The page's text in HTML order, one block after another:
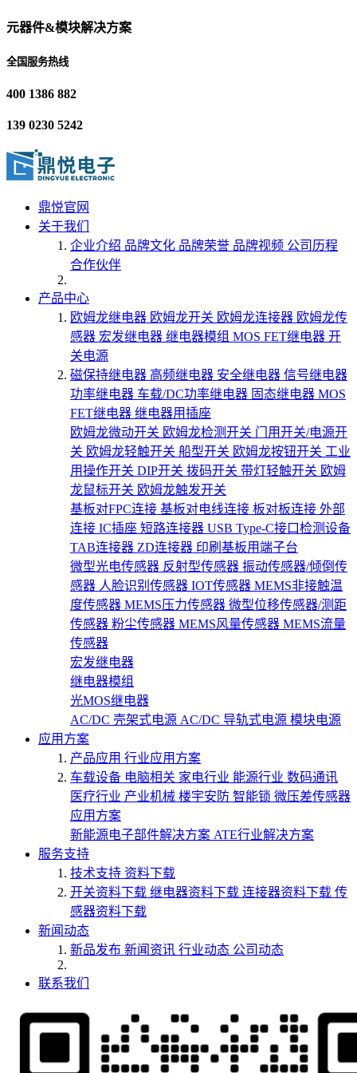
元器件&模块解决方案
全国服务热线
400 1386 882
139 0230 5242
鼎悦官网
关于我们
企业介绍 品牌文化 品牌荣誉 品牌视频 公司历程
合作伙伴
产品中心
欧姆龙继电器 欧姆龙开关 欧姆龙连接器 欧姆龙传
感器 宏发继电器 继电器模组 MOS FET继电器 开
关电源
磁保持继电器 高频继电器 安全继电器 信号继电器
功率继电器 车载/DC功率继电器 固态继电器 MOS
FET继电器 继电器用插座
欧姆龙微动开关 欧姆龙检测开关 门用开关/电源开
关 欧姆龙轻触开关 船型开关 欧姆龙按钮开关 工业
用操作开关 DIP开关 拨码开关 带灯轻触开关 欧姆
龙鼠标开关 欧姆龙触发开关
基板对FPC连接 基板对电线连接 板对板连接 外部
连接 IC插座 短路连接器 USB Type-C接口检测设备
TAB连接器 ZD连接器 印刷基板用端子台
微型光电传感器 反射型传感器 振动传感器/倾倒传
感器 人脸识别传感器 IOT传感器 MEMS非接触温
度传感器 MEMS压力传感器 微型位移传感器/测距
传感器 粉尘传感器 MEMS风量传感器 MEMS流量
传感器
宏发继电器
继电器模组
光MOS继电器
AC/DC 壳架式电源 AC/DC 导轨式电源 模块电源
应用方案
产品应用 行业应用方案
车载设备 电脑相关 家电行业 能源行业 数码通讯
医疗行业 产业机械 楼宇安防 智能锁 微压差传感器
应用方案
新能源电子部件解决方案 ATE行业解决方案
服务支持
技术支持 资料下载
开关资料下载 继电器资料下载 连接器资料下载 传
感器资料下载
新闻动态
新品发布 新闻资讯 行业动态 公司动态
联系我们